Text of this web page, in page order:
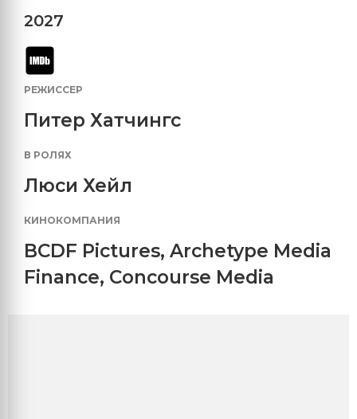
2027
РЕЖИССЕР
Питер Хатчингс
В РОЛЯХ
Люси Хейл
КИНОКОМПАНИЯ
BCDF Pictures, Archetype Media
Finance, Concourse Media